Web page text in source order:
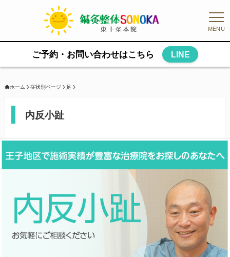
MENU
ご予約・お問い合わせはこちら LINE
ホーム 症状別ページ 足
内反小趾